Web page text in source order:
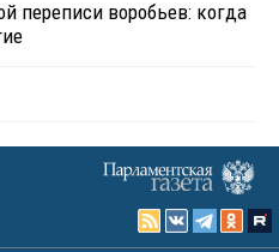
переписи воробьев: когда